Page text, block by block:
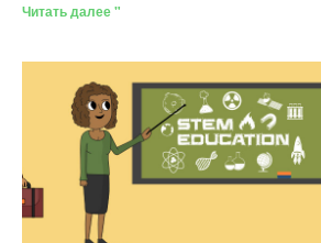
Читать далее "